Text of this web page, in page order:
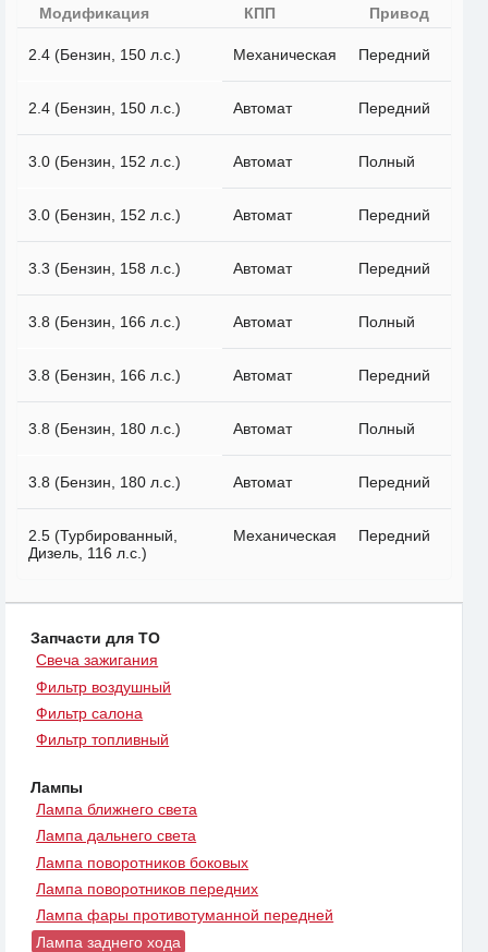
Модификация КПП Привод
2.4 (Бензин, 150 л.с.) Механическая Передний
2.4 (Бензин, 150 л.с.) Автомат Передний
3.0 (Бензин, 152 л.с.) Автомат Полный
3.0 (Бензин, 152 л.с.) Автомат Передний
3.3 (Бензин, 158 л.с.) Автомат Передний
3.8 (Бензин, 166 л.с.) Автомат Полный
3.8 (Бензин, 166 л.с.) Автомат Передний
3.8 (Бензин, 180 л.с.) Автомат Полный
3.8 (Бензин, 180 л.с.) Автомат Передний
2.5 (Турбированный,
Дизель, 116 л.с.)
Механическая Передний
Запчасти для ТО
Свеча зажигания
Фильтр воздушный
Фильтр салона
Фильтр топливный
Лампы
Лампа ближнего света
Лампа дальнего света
Лампа поворотников боковых
Лампа поворотников передних
Лампа фары противотуманной передней
Лампа заднего хода